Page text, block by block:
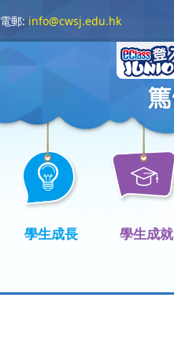
電郵: info@cwsj.edu.hk
學生成長 學生成就